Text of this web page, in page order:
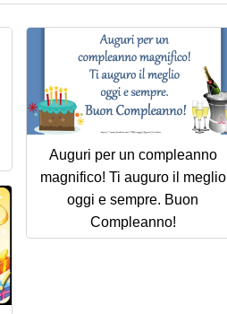
Auguri per un compleanno
magnifico! Ti auguro il meglio
oggi e sempre. Buon
Compleanno!